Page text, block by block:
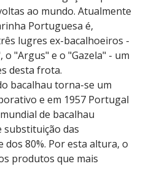
ao mundo. Atualmente
Portuguesa é,
lugres ex-bacalhoeiros -
"Argus" e o "Gazela" - um
desta frota.
bacalhau torna-se um
e em 1957 Portugal
de bacalhau
substituição das
80%. Por esta altura, o
produtos que mais